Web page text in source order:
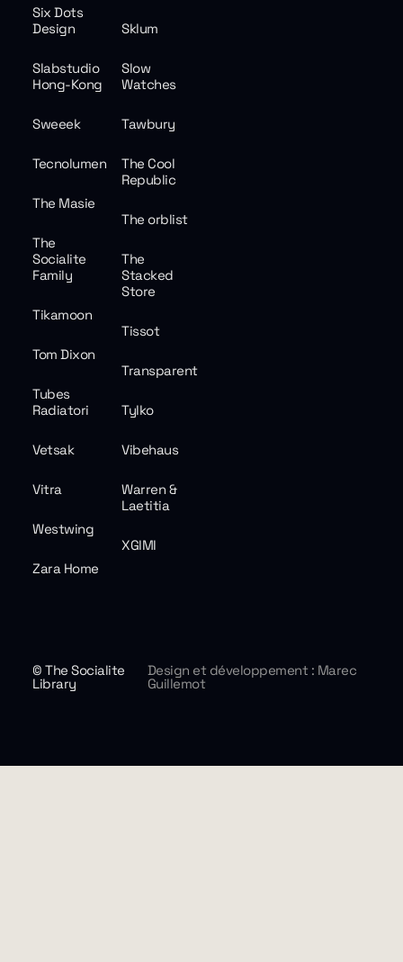
Six Dots
Design
Sklum
Slabstudio
Hong-Kong
Slow
Watches
Sweeek Tawbury
Tecnolumen
The Cool
Republic
The Masie
The orblist
The
Socialite
Family
The
Stacked
Store
Tikamoon
Tissot
Tom Dixon
Transparent
Tubes
Radiatori
Tylko
Vetsak Vibehaus
Vitra
Warren &
Laetitia
Westwing
XGIMI
Zara Home
© The Socialite
Library
Design et développement : Marec
Guillemot